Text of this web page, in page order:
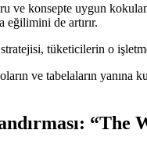
ve konsepte uygun
eğilimini de artırır.
tüketicilerin o
ve tabelaların yanına
“The